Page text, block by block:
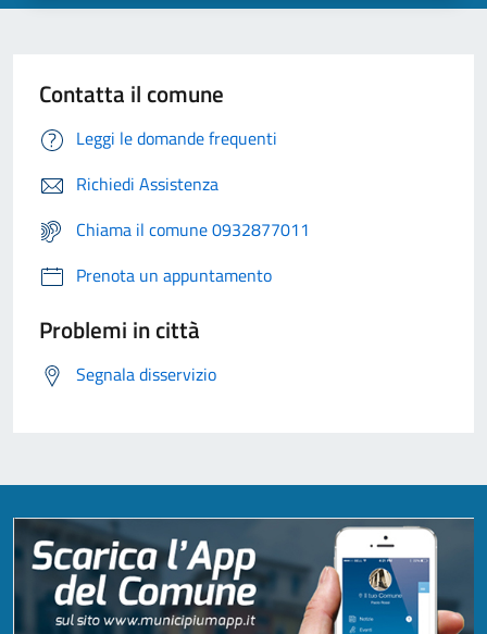
Contatta il comune
Leggi le domande frequenti
Richiedi Assistenza
Chiama il comune 0932877011
Prenota un appuntamento
Problemi in città
Segnala disservizio